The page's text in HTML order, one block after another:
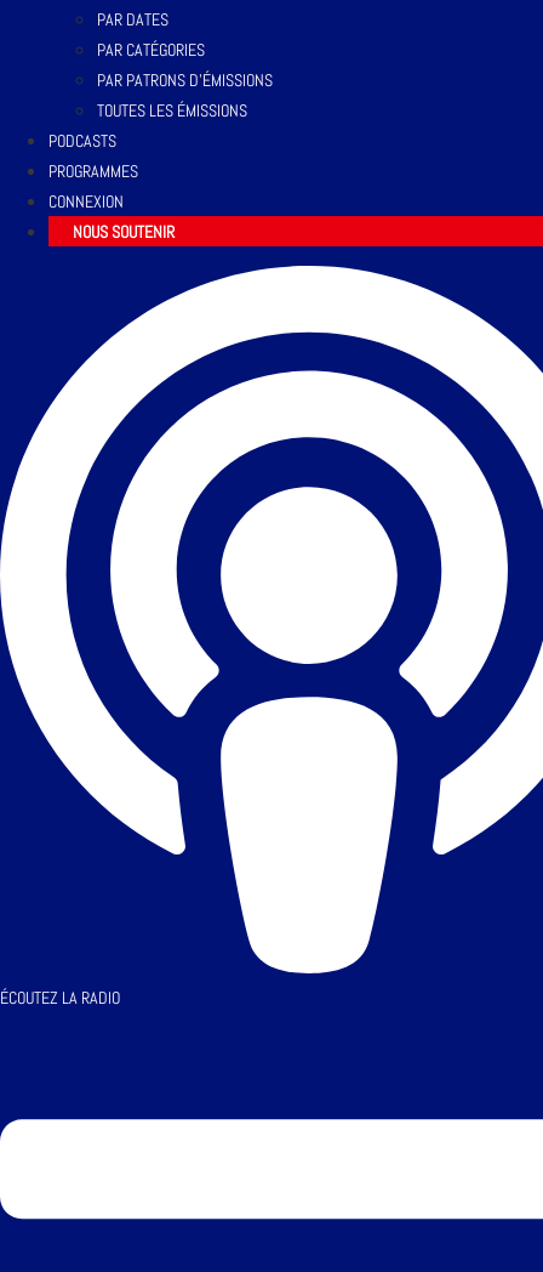
PAR DATES
PAR CATÉGORIES
PAR PATRONS D’ÉMISSIONS
TOUTES LES ÉMISSIONS
PODCASTS
PROGRAMMES
CONNEXION
NOUS SOUTENIR
ÉCOUTEZ LA RADIO